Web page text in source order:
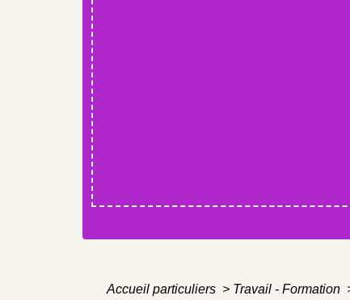
Accueil particuliers > Travail - Formation